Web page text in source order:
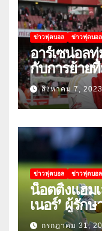
ข่าวฟุตบอล ข่าวฟุตบอล
อาร์เซน่อล
กับการย้าย
สิงหาคม 7,
ข่าวฟุตบอล ข่าวฟุตบอล
น็อตติ้งแฮม
เนอร์’ ผู้รัก
สหรัฐอเมริก
กรกฎาคม 31,